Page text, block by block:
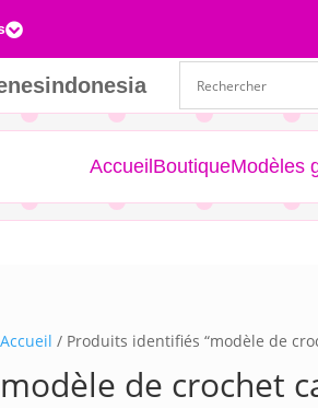

Accueil BoutiqueModèles
Accueil / Produits identifiés “modèle de
modèle de crochet